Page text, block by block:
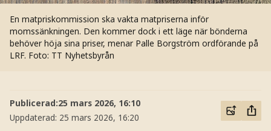
En matpriskommission ska vakta matpriserna inför
momssänkningen. Den kommer dock i ett läge när bönderna
behöver höja sina priser, menar Palle Borgström ordförande på
LRF. Foto: TT Nyhetsbyrån
Publicerad:25 mars 2026, 16:10
Uppdaterad: 25 mars 2026, 16:20